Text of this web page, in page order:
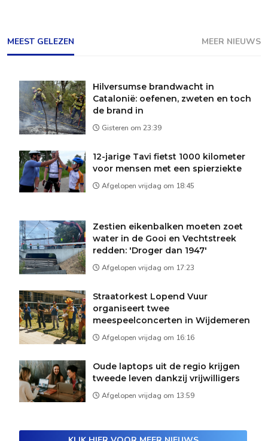
MEEST GELEZEN MEER NIEUWS
Hilversumse brandwacht in
Catalonië: oefenen, zweten en toch
de brand in
Gisteren om 23:39
12-jarige Tavi fietst 1000 kilometer
voor mensen met een spierziekte
Afgelopen vrijdag om 18:45
Zestien eikenbalken moeten zoet
water in de Gooi en Vechtstreek
redden: 'Droger dan 1947'
Afgelopen vrijdag om 17:23
Straatorkest Lopend Vuur
organiseert twee
meespeelconcerten in Wijdemeren
Afgelopen vrijdag om 16:16
Oude laptops uit de regio krijgen
tweede leven dankzij vrijwilligers
Afgelopen vrijdag om 13:59